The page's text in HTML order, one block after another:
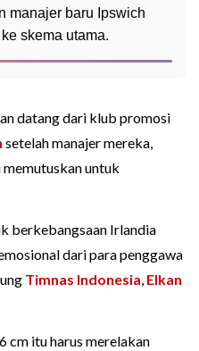
manajer baru Ipswich
skema utama.
datang dari klub promosi
setelah manajer mereka,
memutuskan untuk
berkebangsaan Irlandia
dari para penggawa
Timnas Indonesia, Elkan
cm itu harus merelakan